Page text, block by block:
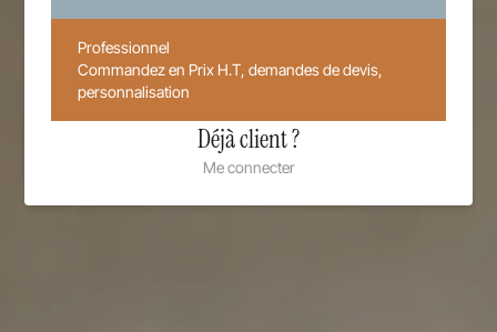
Professionnel
Commandez en Prix H.T, demandes de devis,
personnalisation
Déjà client ?
Me connecter